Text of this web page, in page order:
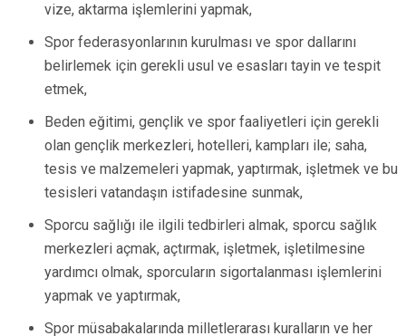
vize, aktarma işlemlerini yapmak,
Spor federasyonlarının kurulması ve spor dallarını
belirlemek için gerekli usul ve esasları tayin ve tespit
etmek,
Beden eğitimi, gençlik ve spor faaliyetleri için gerekli
olan gençlik merkezleri, hotelleri, kampları ile; saha,
tesis ve malzemeleri yapmak, yaptırmak, işletmek ve bu
tesisleri vatandaşın istifadesine sunmak,
Sporcu sağlığı ile ilgili tedbirleri almak, sporcu sağlık
merkezleri açmak, açtırmak, işletmek, işletilmesine
yardımcı olmak, sporcuların sigortalanması işlemlerini
yapmak ve yaptırmak,
Spor müsabakalarında milletlerarası kuralların ve her